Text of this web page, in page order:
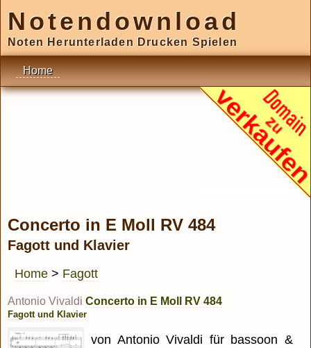
Notendownload
Noten Herunterladen Drucken Spielen
Home
Concerto in E Moll RV 484
Fagott und Klavier
Home > Fagott
Antonio Vivaldi Concerto in E Moll RV 484
Fagott und Klavier
von Antonio Vivaldi für bassoon &